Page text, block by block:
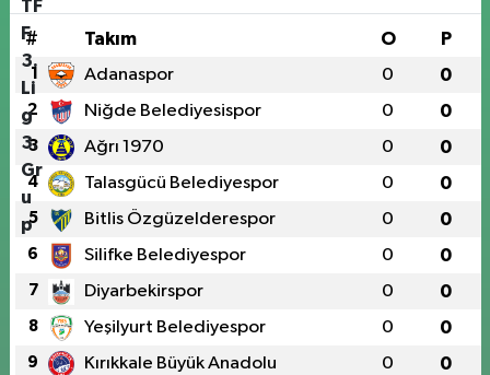
# Takım O P
1 Adanaspor 0 0
2 Niğde Belediyesispor 0 0
3 Ağrı 1970 0 0
4 Talasgücü Belediyespor 0 0
5 Bitlis Özgüzelderespor 0 0
6 Silifke Belediyespor 0 0
7 Diyarbekirspor 0 0
8 Yeşilyurt Belediyespor 0 0
9 Kırıkkale Büyük Anadolu 0 0